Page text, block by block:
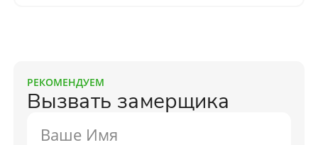
РЕКОМЕНДУЕМ
Вызвать замерщика